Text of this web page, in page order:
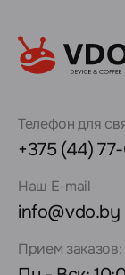
Телефон для
+375 (44)
Наш E-mail
info@vdo.by
Прием заказов: